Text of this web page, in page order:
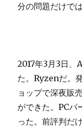
分の問題だけで
2017年3月3日、
た。Ryzenだ。
ョップで深夜販
ができた。PCパ
った。前評判だ